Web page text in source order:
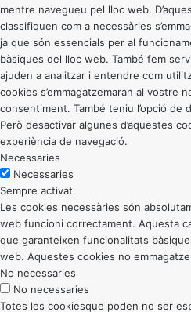
mentre navegueu pel lloc web.
classifiquen com a necessàries
ja que són essencials per al
bàsiques del lloc web. També fem
ajuden a analitzar i entendre com
cookies s’emmagatzemaran al vostre
consentiment. També teniu l’opció de
Però desactivar algunes d’aquestes
experiència de navegació.
Necessaries
Necessaries
Sempre activat
Les cookies necessàries són
web funcioni correctament. Aquesta
que garanteixen funcionalitats
web. Aquestes cookies no
No necessaries
No necessaries
Totes les cookiesque poden no ser